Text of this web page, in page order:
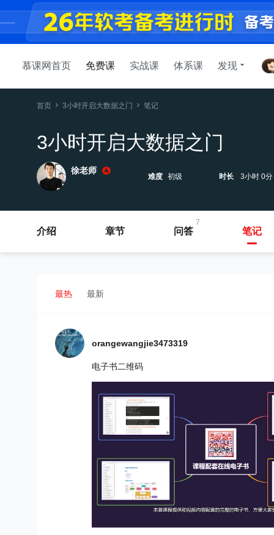
慕课网首页 免费课 实战课 体系课 发现
首页 3小时开启大数据之门 笔记
3小时开启大数据之门
徐老师
难度 初级 时长 3小时 0分
介绍 章节
7
问答 笔记
最热 最新
orangewangjie3473319
电子书二维码